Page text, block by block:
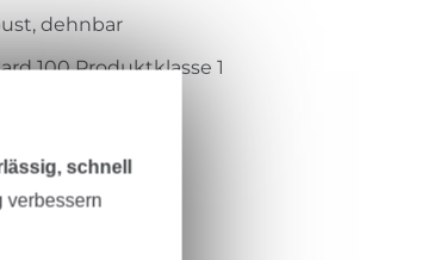
dehnbar
100 Produktklasse 1
schnell
verbessern